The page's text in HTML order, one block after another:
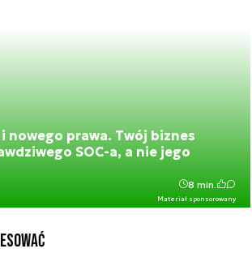
nowego prawa. Twój biznes
SOC-a, a nie jego
Materiał sponsorowany
8 min.